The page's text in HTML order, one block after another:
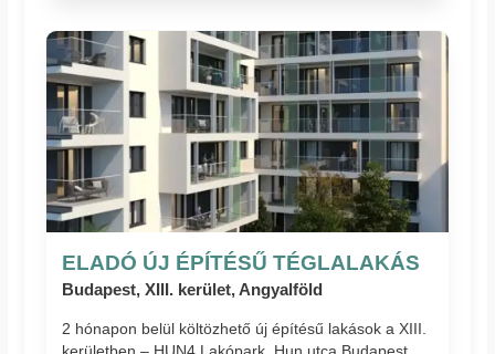
ELADÓ ÚJ ÉPÍTÉSŰ TÉGLALAKÁS
Budapest, XIII. kerület, Angyalföld
2 hónapon belül költözhető új építésű lakások a XIII.
kerületben – HUN4 Lakópark, Hun utca Budapest